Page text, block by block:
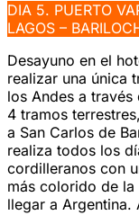
DIA 5. PUERTO
LAGOS –
Desayuno en el
realizar una única
los Andes a
4 tramos
a San Carlos de
realiza todos los
cordilleranos con
más colorido de la
llegar a Argentina.